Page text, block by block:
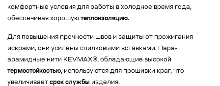
комфортные условия для работы в холодное время года,
обеспечивая хорошую теплоизоляцию.
Для повышения прочности швов и защиты от прожигания
искрами, они усилены спилковыми вставками. Пара-
арамидные нити KEVMAX®, обладающие высокой
термостойкостью, используются для прошивки краг, что
увеличивает срок службы изделия.